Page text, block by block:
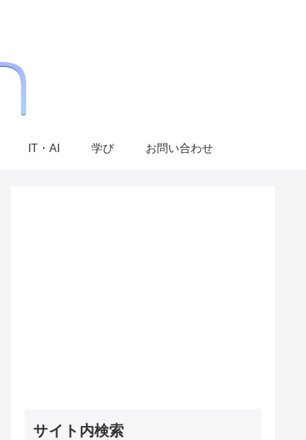
IT・AI 学び お問い合わせ
サイト内検索